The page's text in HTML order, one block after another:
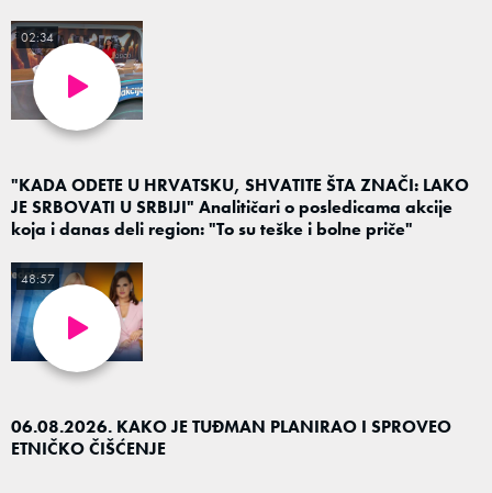
"KADA ODETE U HRVATSKU, SHVATITE ŠTA ZNAČI: LAKO
JE SRBOVATI U SRBIJI" Analitičari o posledicama akcije
koja i danas deli region: "To su teške i bolne priče"
02:34
06.08.2026. KAKO JE TUĐMAN PLANIRAO I SPROVEO
ETNIČKO ČIŠĆENJE
48:57